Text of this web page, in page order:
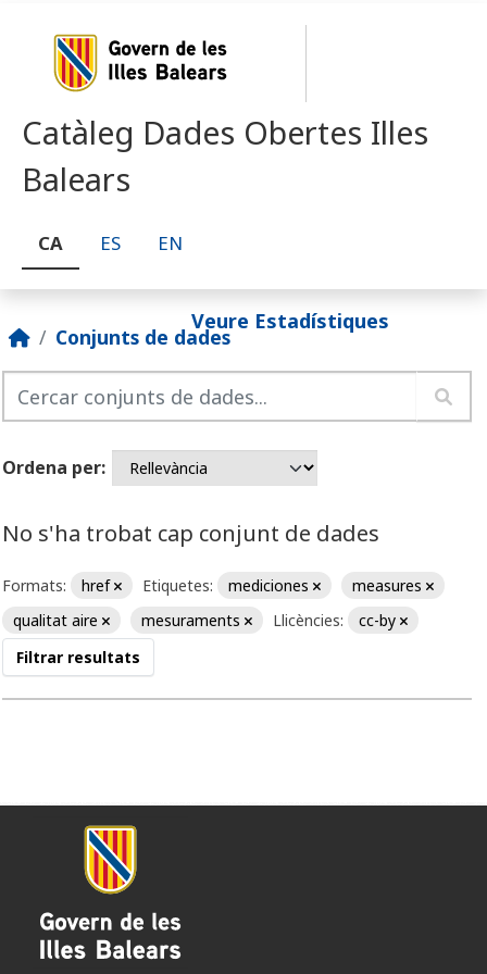
Catàleg Dades Obertes Illes
Balears
CA ES EN
Veure Estadístiques
Conjunts de dades
Ordena per
No s'ha trobat cap conjunt de dades
Formats: href Etiquetes: mediciones
measures
qualitat aire
mesuraments Llicències:
cc-by
Filtrar resultats